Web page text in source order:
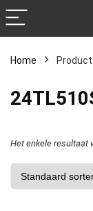
Home
Het enkele resultaat